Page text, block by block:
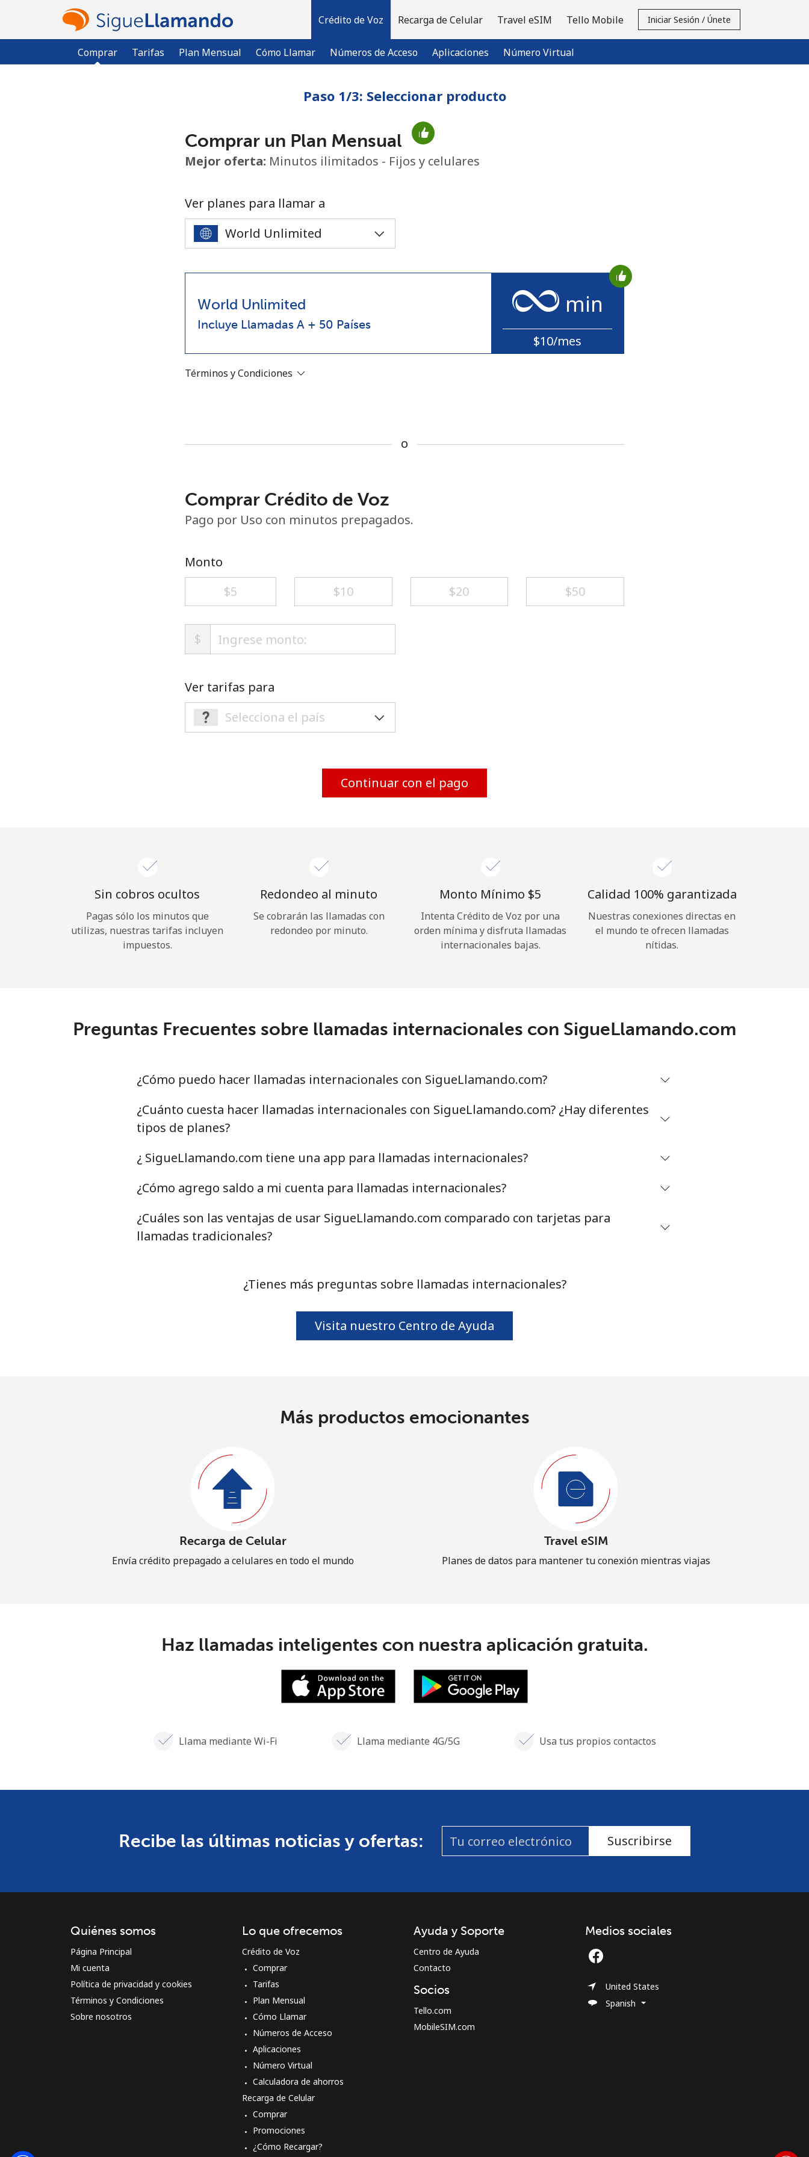
Crédito de Voz
Comprar Tarifas Plan Mensual Cómo Llamar Números de Acceso Aplicaciones Número Virtual
Recarga de Celular Travel eSIM Tello Mobile Iniciar Sesión / Únete
Mínimo 8 caracteres
Una letra mayúscula y una minúscula
Al abrir una cuenta en este sitio web, estoy de
acuerdo con estos Términos y condiciones.
Iniciar Sesión
o
Continuar con
Paso 1/3: Seleccionar producto
Comprar un Plan Mensual
Mejor oferta: Minutos ilimitados - Fijos y celulares
Ver planes para llamar a
World Unlimited
Incluye Llamadas A + 50 Países
min
$10/mes
Términos y Condiciones
o
Comprar Crédito de Voz
Pago por Uso con minutos prepagados.
Monto
⁦$5⁩
⁦$10⁩ ⁦$20⁩ ⁦$50⁩
$
Ver tarifas para
Continuar con el pago
Sin cobros ocultos
Pagas sólo los minutos que
utilizas, nuestras tarifas incluyen
impuestos.
Redondeo al minuto
Se cobrarán las llamadas con
redondeo por minuto.
Monto Mínimo ⁦$5⁩
Intenta Crédito de Voz por una
orden mínima y disfruta llamadas
internacionales bajas.
Calidad 100% garantizada
Nuestras conexiones directas en
el mundo te ofrecen llamadas
nítidas.
Preguntas Frecuentes sobre llamadas internacionales con SigueLlamando.com
¿Cómo puedo hacer llamadas internacionales con SigueLlamando.com?
¿Cuánto cuesta hacer llamadas internacionales con SigueLlamando.com? ¿Hay diferentes
tipos de planes?
¿ SigueLlamando.com tiene una app para llamadas internacionales?
¿Cómo agrego saldo a mi cuenta para llamadas internacionales?
¿Cuáles son las ventajas de usar SigueLlamando.com comparado con tarjetas para
llamadas tradicionales?
¿Tienes más preguntas sobre llamadas internacionales?
Visita nuestro Centro de Ayuda
Más productos emocionantes
Recarga de Celular
Envía crédito prepagado a celulares en todo el mundo
Travel eSIM
Planes de datos para mantener tu conexión mientras viajas
Haz llamadas inteligentes con nuestra aplicación gratuita.
Llama mediante Wi-Fi Llama mediante 4G/5G Usa tus propios contactos
Recibe las últimas noticias y ofertas: Suscribirse
Quiénes somos
Página Principal
Mi cuenta
Política de privacidad y cookies
Términos y Condiciones
Sobre nosotros
Lo que ofrecemos
Crédito de Voz
Comprar
Tarifas
Plan Mensual
Cómo Llamar
Números de Acceso
Aplicaciones
Número Virtual
Calculadora de ahorros
Recarga de Celular
Comprar
Promociones
¿Cómo Recargar?
Ayuda y Soporte
Centro de Ayuda
Contacto
Socios
Tello.com
MobileSIM.com
Medios sociales
United States
Spanish